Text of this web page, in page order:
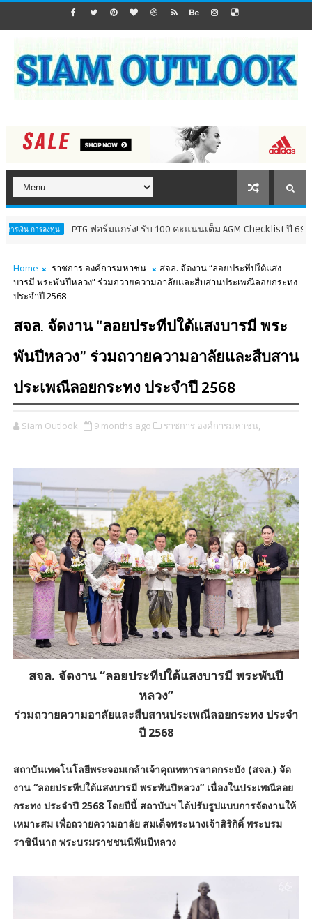
PTG ฟอร์มแกร่ง! รับ 100 คะแนนเต็ม AGM Checklist ปี 69 8 ปีติด สะ
Home ราชการ องค์การมหาชน
สจล. จัดงาน “ลอยประทีปใต้แสง
บารมี พระพันปีหลวง” ร่วมถวายความอาลัยและสืบสานประเพณีลอยกระทง
ประจำปี 2568
สจล. จัดงาน “ลอยประทีปใต้แสงบารมี พระ
พันปีหลวง” ร่วมถวายความอาลัยและสืบสาน
ประเพณีลอยกระทง ประจำปี 2568
Siam Outlook 9 months ago ราชการ องค์การมหาชน,
สจล. จัดงาน “ลอยประทีปใต้แสงบารมี พระพันปี
หลวง”
ร่วมถวายความอาลัยและสืบสานประเพณีลอยกระทง ประจำ
ปี 2568
สถาบันเทคโนโลยีพระจอมเกล้าเจ้าคุณทหารลาดกระบัง (สจล.) จัด
งาน “ลอยประทีปใต้แสงบารมี พระพันปีหลวง” เนื่องในประเพณีลอย
กระทง ประจำปี 2568 โดยปีนี้ สถาบันฯ ได้ปรับรูปแบบการจัดงานให้
เหมาะสม เพื่อถวายความอาลัย สมเด็จพระนางเจ้าสิริกิติ์ พระบรม
ราชินีนาถ พระบรมราชชนนีพันปีหลวง